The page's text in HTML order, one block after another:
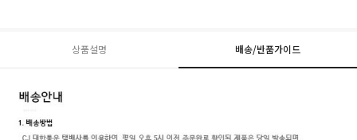
상품설명 배송/반품가이드